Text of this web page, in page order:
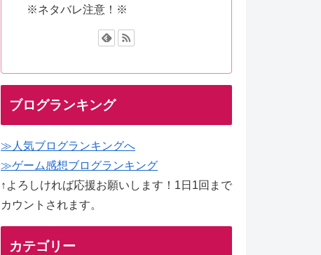
※ネタバレ注意！※
ブログランキング
≫人気ブログランキングへ
≫ゲーム感想ブログランキング
↑よろしければ応援お願いします！1日1回まで
カウントされます。
カテゴリー